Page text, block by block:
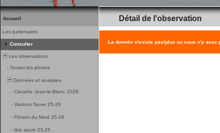
Accueil
Les partenaires
Consulter
Les observations
- Toutes les photos
Données et analyses
- Circaète Jean-le-Blanc 2026
- Vautour fauve 25-26
- Pinson du Nord 25-26
- Ibis sacré 23-25
Détail de l'observation
La donnée n'existe pas/plus ou vous n'y avez